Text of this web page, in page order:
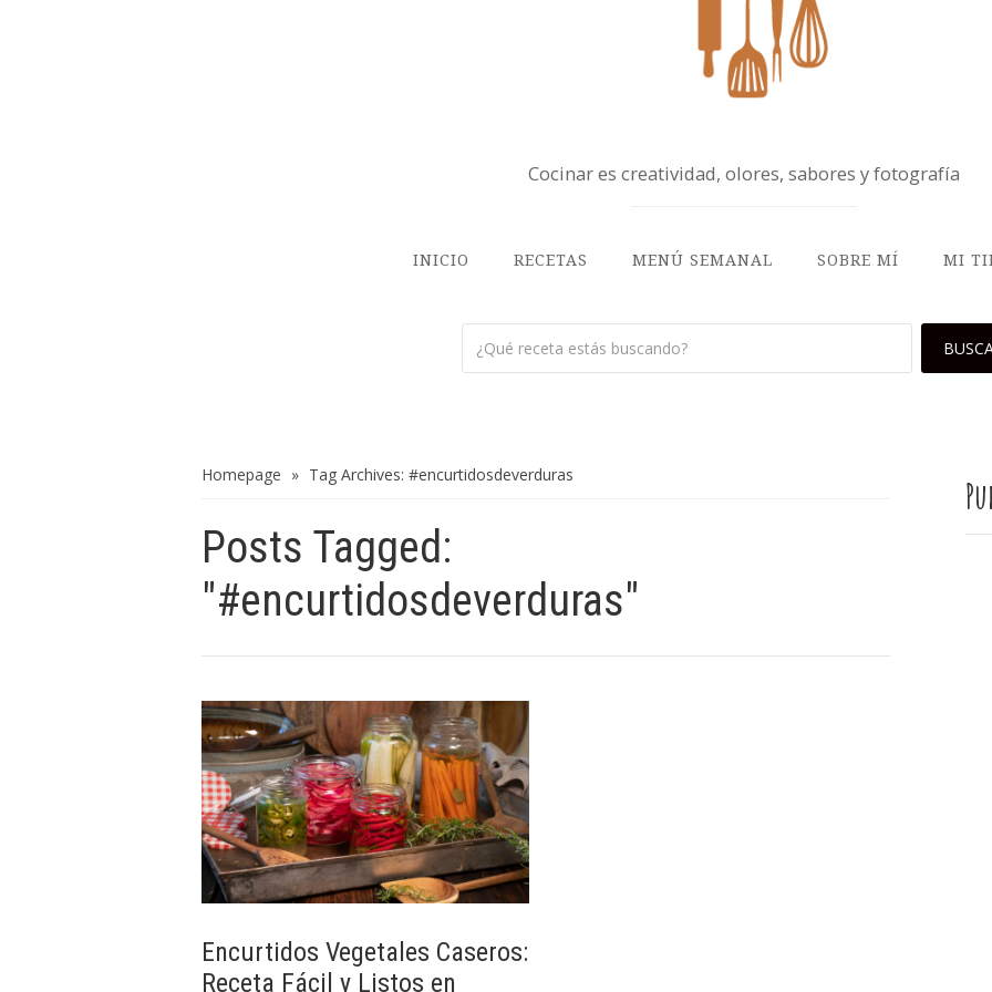
Cocinar es creatividad, olores, sabores y fotografía
INICIO RECETAS MENÚ SEMANAL SOBRE MÍ MI
Homepage » Tag Archives: #encurtidosdeverduras
Posts Tagged:
"#encurtidosdeverduras"
Encurtidos Vegetales Caseros:
Receta Fácil y Listos en